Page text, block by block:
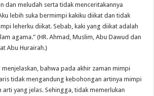
dan meludah serta tidak menceritakannya
lebih suka bermimpi kakiku diikat dan tidak
leherku diikat. Sebab, kaki yang diikat adalah
agama.” (HR. Ahmad, Muslim, Abu Dawud dan
Abu Hurairah.)
bahwa pada akhir zaman mimpi
tidak mengandung kebohongan artinya mimpi
yang jelas. Sehingga, tidak memerlukan